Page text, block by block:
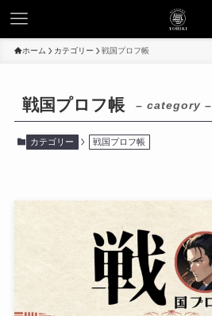
ホーム カテゴリー 戦国プロフ帳
戦国プロフ帳 – category –
カテゴリー 戦国プロフ帳